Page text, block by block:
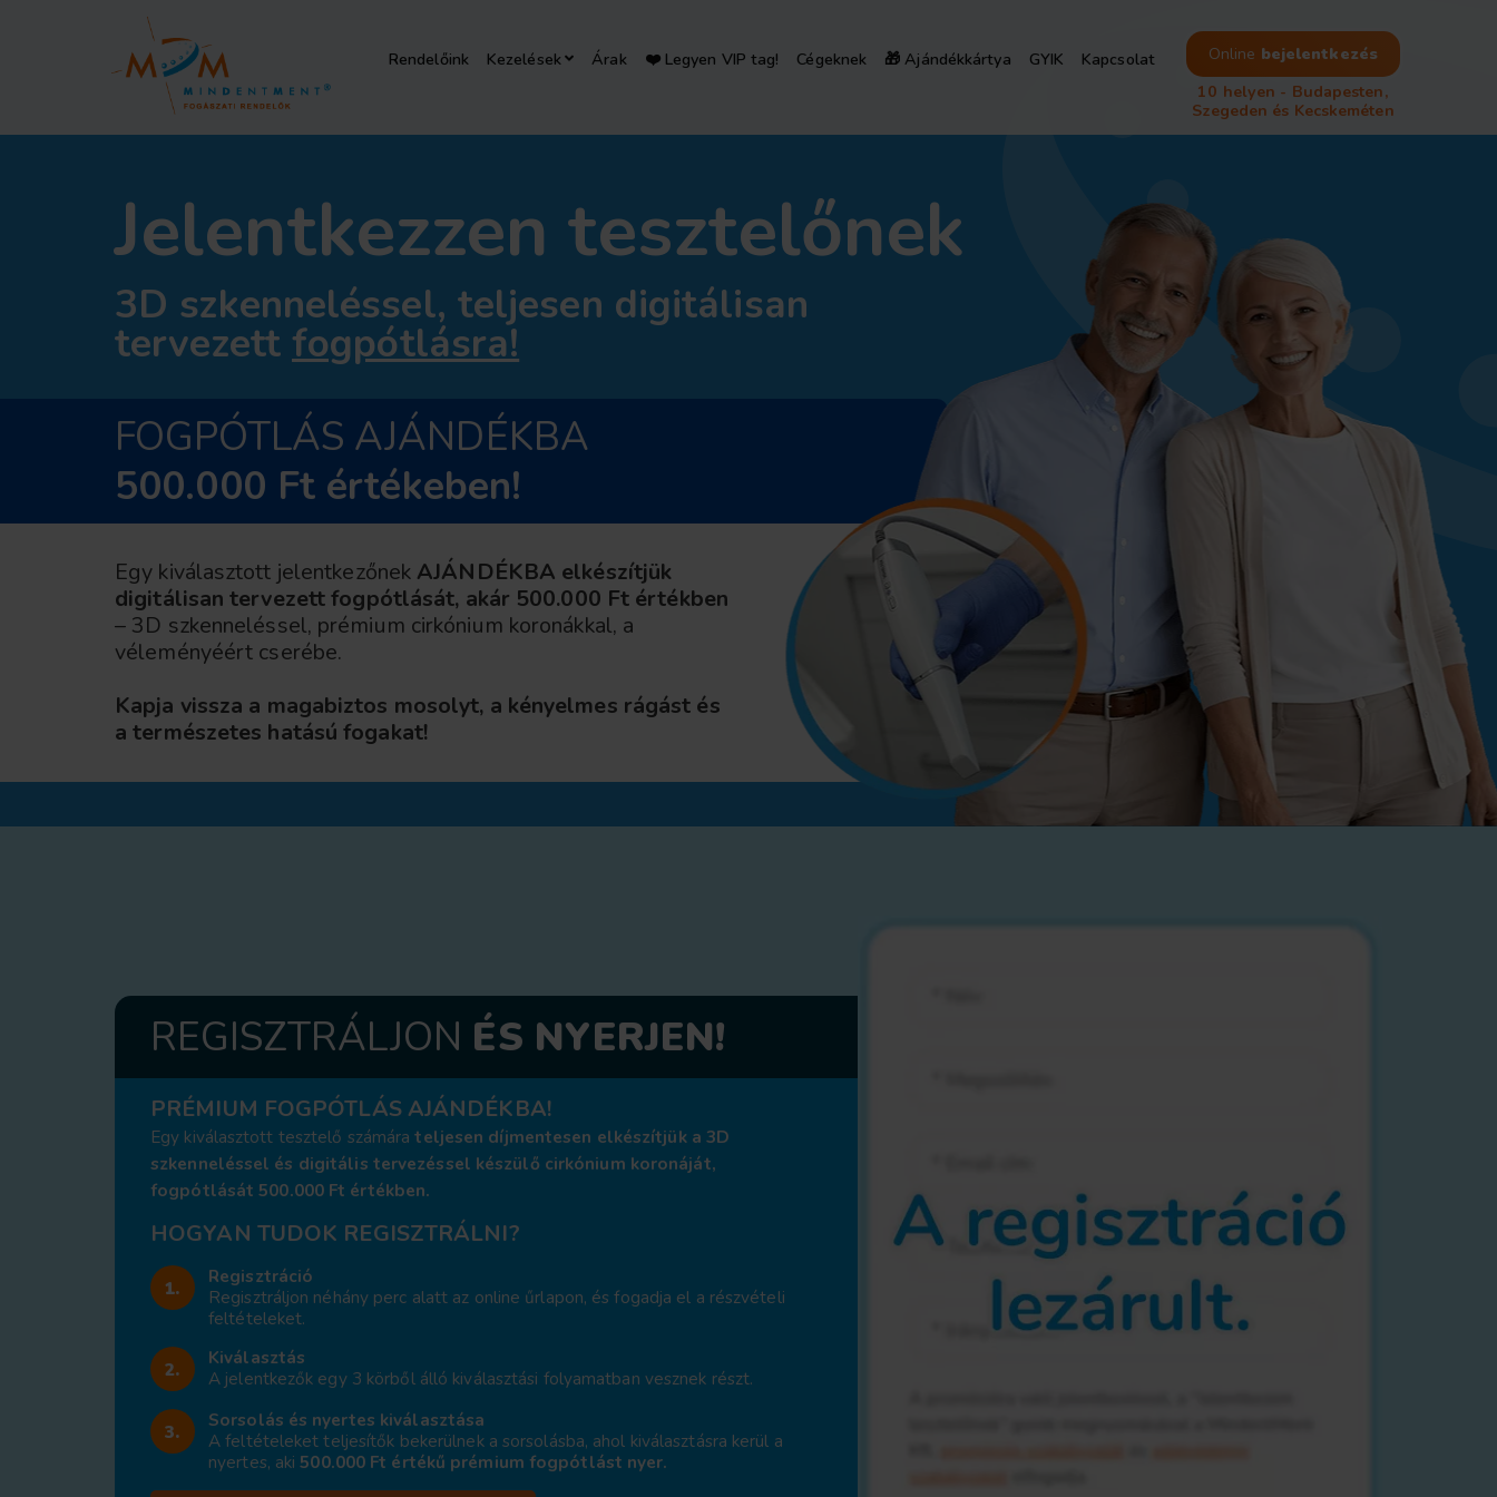
Rendelőink Kezelések Árak ❤️ Legyen VIP tag! Cégeknek 🎁 Ajándékkártya GYIK Kapcsolat Online bejelentkezés
10 helyen - Budapesten,
Szegeden és Kecskeméten
Jelentkezzen tesztelőnek
3D szkenneléssel, teljesen digitálisan
tervezettfogpótlásra!
FOGPÓTLÁS AJÁNDÉKBA
500.000 Ft értékeben!
Egy kiválasztott jelentkezőnek AJÁNDÉKBA elkészítjük
digitálisan tervezett fogpótlását, akár 500.000 Ft értékben
– 3D szkenneléssel, prémium cirkónium koronákkal, a
véleményéért cserébe.
Kapja vissza a magabiztos mosolyt, a kényelmes rágást és
a természetes hatású fogakat!
REGISZTRÁLJON ÉS NYERJEN!
PRÉMIUM FOGPÓTLÁS AJÁNDÉKBA!
Egy kiválasztott tesztelő számárateljesen díjmentesen elkészítjük a 3D
szkenneléssel és digitális tervezéssel készülő cirkónium koronáját,
fogpótlását500.000 Ft értékben.
HOGYAN TUDOK REGISZTRÁLNI?
1.
Regisztráció
Regisztráljon néhány perc alatt az online űrlapon, és fogadja el a részvételi
feltételeket.
2.
Kiválasztás
A jelentkezők egy 3 körből álló kiválasztási folyamatban vesznek részt.
3.
Sorsolás és nyertes kiválasztása
A feltételeket teljesítők bekerülnek a sorsolásba, ahol kiválasztásra kerül a
nyertes, aki500.000 Ft értékű prémium fogpótlást nyer.